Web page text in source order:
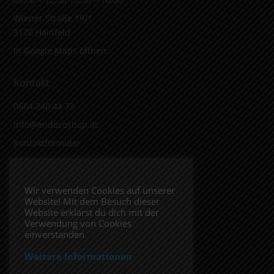
Wiener Straße 19/1
3170 Hainfeld
In Google Maps öffnen.
Kontakt
0664 240 44 73
info@enduroshop.at
Kontaktformular
Impressum
Datenschutzerklärung
Folge uns
Wir verwenden Cookies auf unserer
Website! Mit dem Besuch dieser
Website erklärst du dich mit der
Verwendung von Cookies
einverstanden.
Weitere Informationen